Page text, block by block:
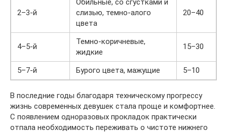
2–3-й
Обильные, со сгустками и
слизью, темно-алого
цвета
20–40
4–5-й
Темно-коричневые,
жидкие
15–30
5–7-й Бурого цвета, мажущие 5–10
В последние годы благодаря техническому прогрессу
жизнь современных девушек стала проще и комфортнее.
С появлением одноразовых прокладок практически
отпала необходимость переживать о чистоте нижнего